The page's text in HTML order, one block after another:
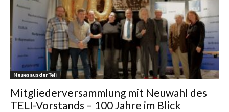
Neues aus der Teli
Mitgliederversammlung mit Neuwahl des
TELI-Vorstands – 100 Jahre im Blick